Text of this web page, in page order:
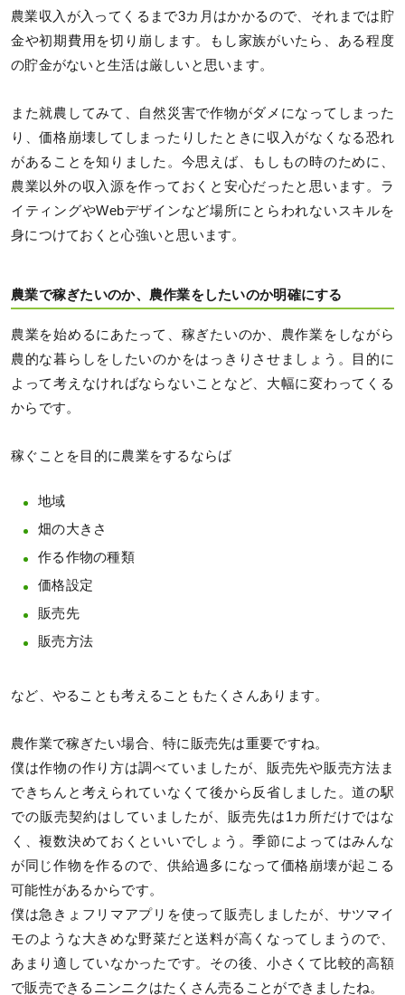
農業収入が入ってくるまで3カ月はかかるので、それまでは貯
金や初期費用を切り崩します。もし家族がいたら、ある程度
の貯金がないと生活は厳しいと思います。
また就農してみて、自然災害で作物がダメになってしまった
り、価格崩壊してしまったりしたときに収入がなくなる恐れ
があることを知りました。今思えば、もしもの時のために、
農業以外の収入源を作っておくと安心だったと思います。ラ
イティングやWebデザインなど場所にとらわれないスキルを
身につけておくと心強いと思います。
農業で稼ぎたいのか、農作業をしたいのか明確にする
農業を始めるにあたって、稼ぎたいのか、農作業をしながら
農的な暮らしをしたいのかをはっきりさせましょう。目的に
よって考えなければならないことなど、大幅に変わってくる
からです。
稼ぐことを目的に農業をするならば
地域
畑の大きさ
作る作物の種類
価格設定
販売先
販売方法
など、やることも考えることもたくさんあります。
農作業で稼ぎたい場合、特に販売先は重要ですね。
僕は作物の作り方は調べていましたが、販売先や販売方法ま
できちんと考えられていなくて後から反省しました。道の駅
での販売契約はしていましたが、販売先は1カ所だけではな
く、複数決めておくといいでしょう。季節によってはみんな
が同じ作物を作るので、供給過多になって価格崩壊が起こる
可能性があるからです。
僕は急きょフリマアプリを使って販売しましたが、サツマイ
モのような大きめな野菜だと送料が高くなってしまうので、
あまり適していなかったです。その後、小さくて比較的高額
で販売できるニンニクはたくさん売ることができましたね。